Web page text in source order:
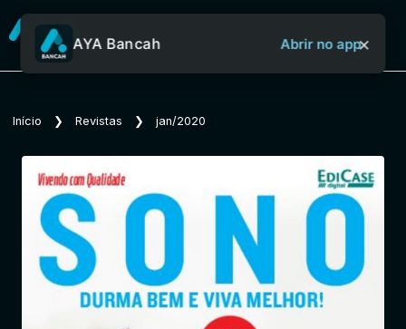
Sobre o Aya Bancah
Revistas
Jornais
AYA Bancah Abrir no app×
Início ❯ Revistas ❯ jan/2020